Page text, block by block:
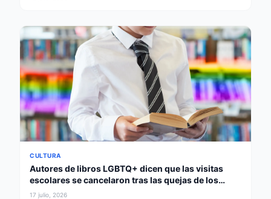
CULTURA
Autores de libros LGBTQ+ dicen que las visitas
escolares se cancelaron tras las quejas de los
padres
17 julio, 2026